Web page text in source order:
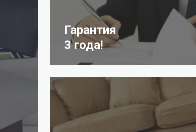
Гарантия
3 года!